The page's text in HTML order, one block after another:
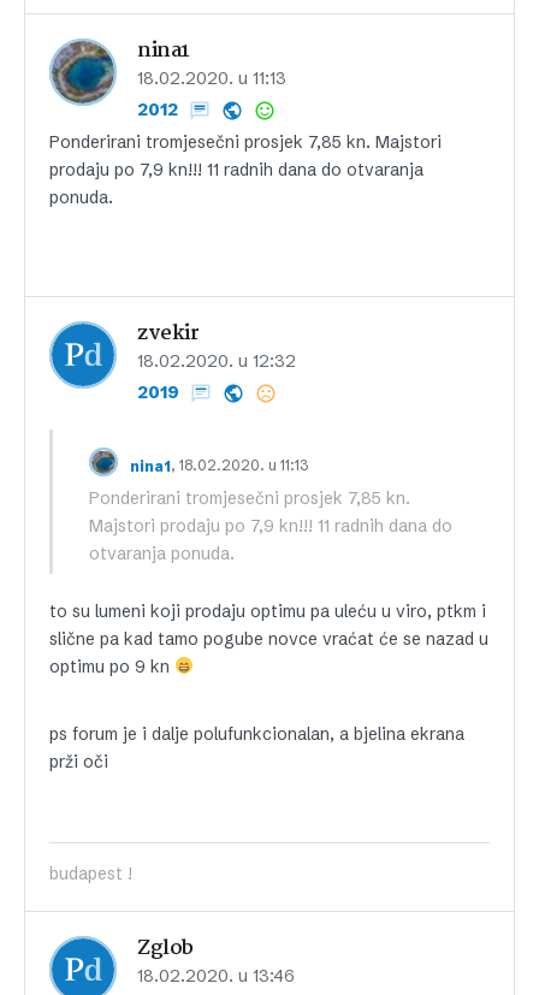
nina1
18.02.2020. u 11:13
2012
Ponderirani tromjesečni prosjek 7,85 kn. Majstori
prodaju po 7,9 kn!!! 11 radnih dana do otvaranja
ponuda.
zvekir
18.02.2020. u 12:32
2019
nina1, 18.02.2020. u 11:13
Ponderirani tromjesečni prosjek 7,85 kn.
Majstori prodaju po 7,9 kn!!! 11 radnih dana do
otvaranja ponuda.
to su lumeni koji prodaju optimu pa uleću u viro, ptkm i
slične pa kad tamo pogube novce vraćat će se nazad u
optimu po 9 kn
ps forum je i dalje polufunkcionalan, a bjelina ekrana
prži oči
budapest !
Zglob
18.02.2020. u 13:46